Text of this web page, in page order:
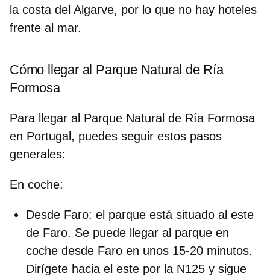
la costa del Algarve, por lo que no hay hoteles
frente al mar.
Cómo llegar al Parque Natural de Ría
Formosa
Para llegar al Parque Natural de Ría Formosa
en Portugal, puedes seguir estos pasos
generales:
En coche:
Desde Faro: el parque está situado al este
de Faro. Se puede llegar al parque en
coche desde Faro en unos 15-20 minutos.
Dirígete hacia el este por la N125 y sigue